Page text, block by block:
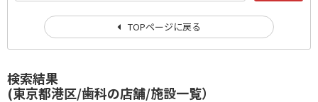
検索結果
(東京都港区/歯科の店舗/施設一覧）
TOPページに戻る